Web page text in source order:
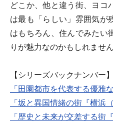
どこか、他と違う街、ヨコ
は最も「らしい」雰囲気が
はもちろん、住んでみたい
りが魅力なのかもしれません
【シリーズバックナンバー】
「田園都市を代表する優雅
「坂と異国情緒の街『横浜
「歴史と未来が交差する街